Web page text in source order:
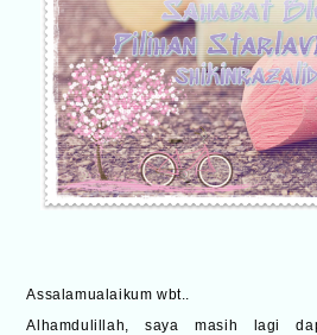
Assalamualaikum wbt..
Alhamdulillah, saya masih lagi